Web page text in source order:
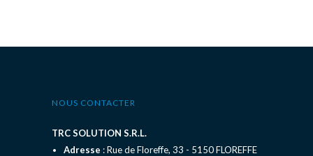
NOUS CONTACTER
TRC SOLUTION S.R.L.
Adresse : Rue de Floreffe, 33 - 5150 FLOREFFE